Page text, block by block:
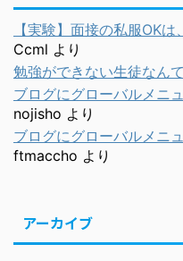
【実験】面接の私服OK
Ccml より
勉強ができない生徒なん
ブログにグローバルメニ
nojisho より
ブログにグローバルメニ
ftmaccho より
アーカイブ